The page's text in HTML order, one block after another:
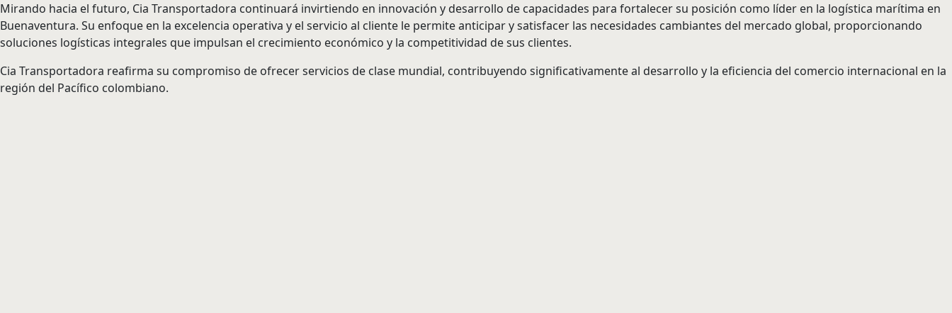
Mirando hacia el futuro, Cia Transportadora continuará invirtiendo en innovación y desarrollo de capacidades para fortalecer su posición como líder en la logística marítima en
Buenaventura. Su enfoque en la excelencia operativa y el servicio al cliente le permite anticipar y satisfacer las necesidades cambiantes del mercado global, proporcionando
soluciones logísticas integrales que impulsan el crecimiento económico y la competitividad de sus clientes.
Cia Transportadora reafirma su compromiso de ofrecer servicios de clase mundial, contribuyendo significativamente al desarrollo y la eficiencia del comercio internacional en la
región del Pacífico colombiano.